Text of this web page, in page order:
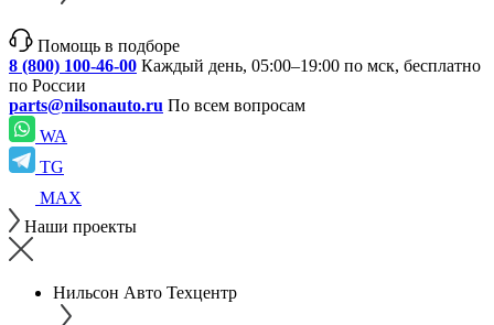
Помощь в подборе
8 (800) 100-46-00 Каждый день, 05:00–19:00 по мск, бесплатно
по России
parts@nilsonauto.ru По всем вопросам
WA
TG
MAX
Наши проекты
Нильсон Авто Техцентр